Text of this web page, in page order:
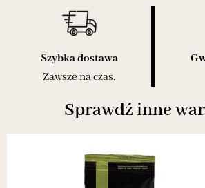
Szybka dostawa
Zawsze na czas.
Sprawdź inne